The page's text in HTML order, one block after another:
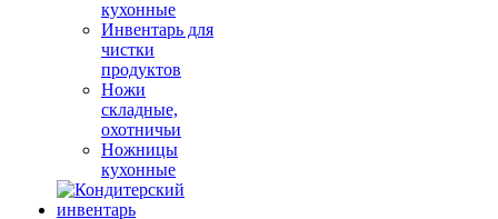
кухонные
Инвентарь для
чистки
продуктов
Ножи
складные,
охотничьи
Ножницы
кухонные